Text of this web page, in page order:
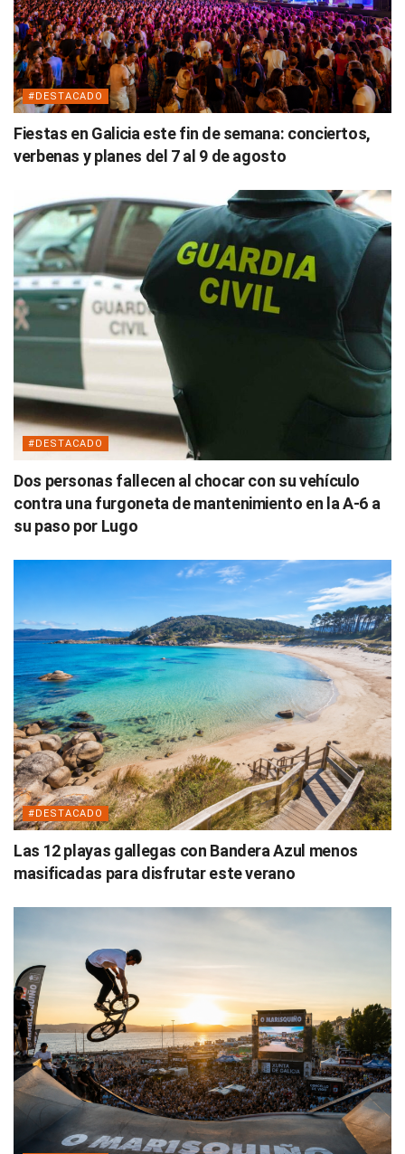
#DESTACADO
Fiestas en Galicia este fin de semana: conciertos,
verbenas y planes del 7 al 9 de agosto
#DESTACADO
Dos personas fallecen al chocar con su vehículo
contra una furgoneta de mantenimiento en la A-6 a
su paso por Lugo
#DESTACADO
Las 12 playas gallegas con Bandera Azul menos
masificadas para disfrutar este verano